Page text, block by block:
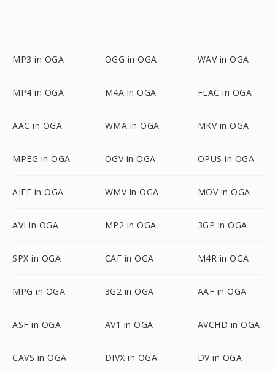
MP3 in OGA OGG in OGA WAV in OGA
MP4 in OGA M4A in OGA FLAC in OGA
AAC in OGA WMA in OGA MKV in OGA
MPEG in OGA OGV in OGA OPUS in OGA
AIFF in OGA WMV in OGA MOV in OGA
AVI in OGA MP2 in OGA 3GP in OGA
SPX in OGA CAF in OGA M4R in OGA
MPG in OGA 3G2 in OGA AAF in OGA
ASF in OGA AV1 in OGA AVCHD in OGA
CAVS in OGA DIVX in OGA DV in OGA